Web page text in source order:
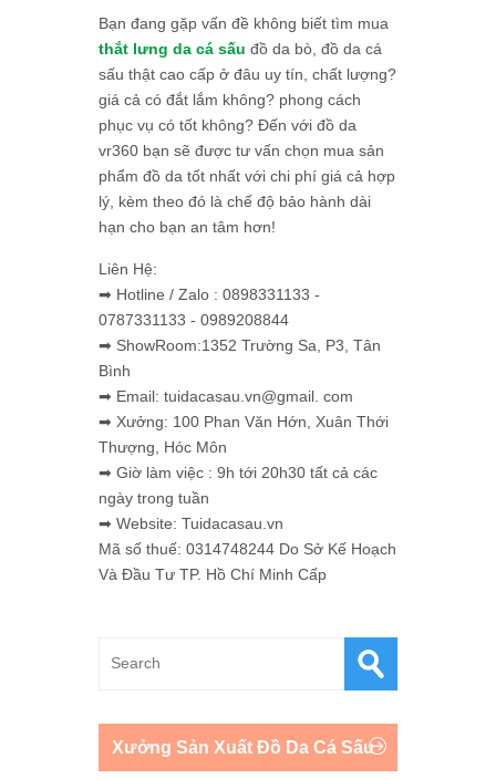
Bạn đang gặp vấn đề không biết tìm mua
thắt lưng da cá sấu đồ da bò, đồ da cá
sấu thật cao cấp ở đâu uy tín, chất lượng?
giá cả có đắt lắm không? phong cách
phục vụ có tốt không? Đến với đồ da
vr360 bạn sẽ được tư vấn chọn mua sản
phẩm đồ da tốt nhất với chi phí giá cả hợp
lý, kèm theo đó là chế độ bảo hành dài
hạn cho bạn an tâm hơn!
Liên Hệ:
➡ Hotline / Zalo : 0898331133 -
0787331133 - 0989208844
➡ ShowRoom:1352 Trường Sa, P3, Tân
Bình
➡ Email: tuidacasau.vn@gmail. com
➡ Xưởng: 100 Phan Văn Hớn, Xuân Thới
Thượng, Hóc Môn
➡ Giờ làm việc : 9h tới 20h30 tất cả các
ngày trong tuần
➡ Website: Tuidacasau.vn
Mã số thuế: 0314748244 Do Sở Kế Hoạch
Và Đầu Tư TP. Hồ Chí Minh Cấp
Xưởng Sản Xuất Đồ Da Cá Sấu